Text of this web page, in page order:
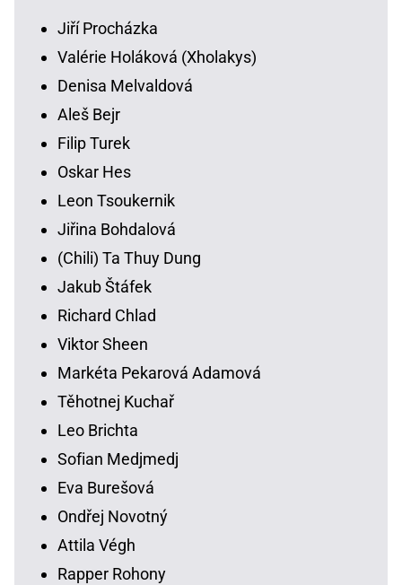
Jiří Procházka
Valérie Holáková (Xholakys)
Denisa Melvaldová
Aleš Bejr
Filip Turek
Oskar Hes
Leon Tsoukernik
Jiřina Bohdalová
(Chili) Ta Thuy Dung
Jakub Štáfek
Richard Chlad
Viktor Sheen
Markéta Pekarová Adamová
Těhotnej Kuchař
Leo Brichta
Sofian Medjmedj
Eva Burešová
Ondřej Novotný
Attila Végh
Rapper Rohony